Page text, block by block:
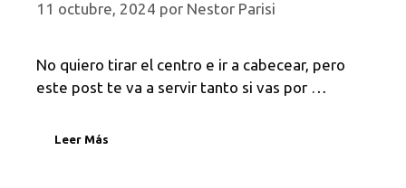
11 octubre, 2024 por Nestor Parisi
No quiero tirar el centro e ir a cabecear, pero
este post te va a servir tanto si vas por …
Leer Más